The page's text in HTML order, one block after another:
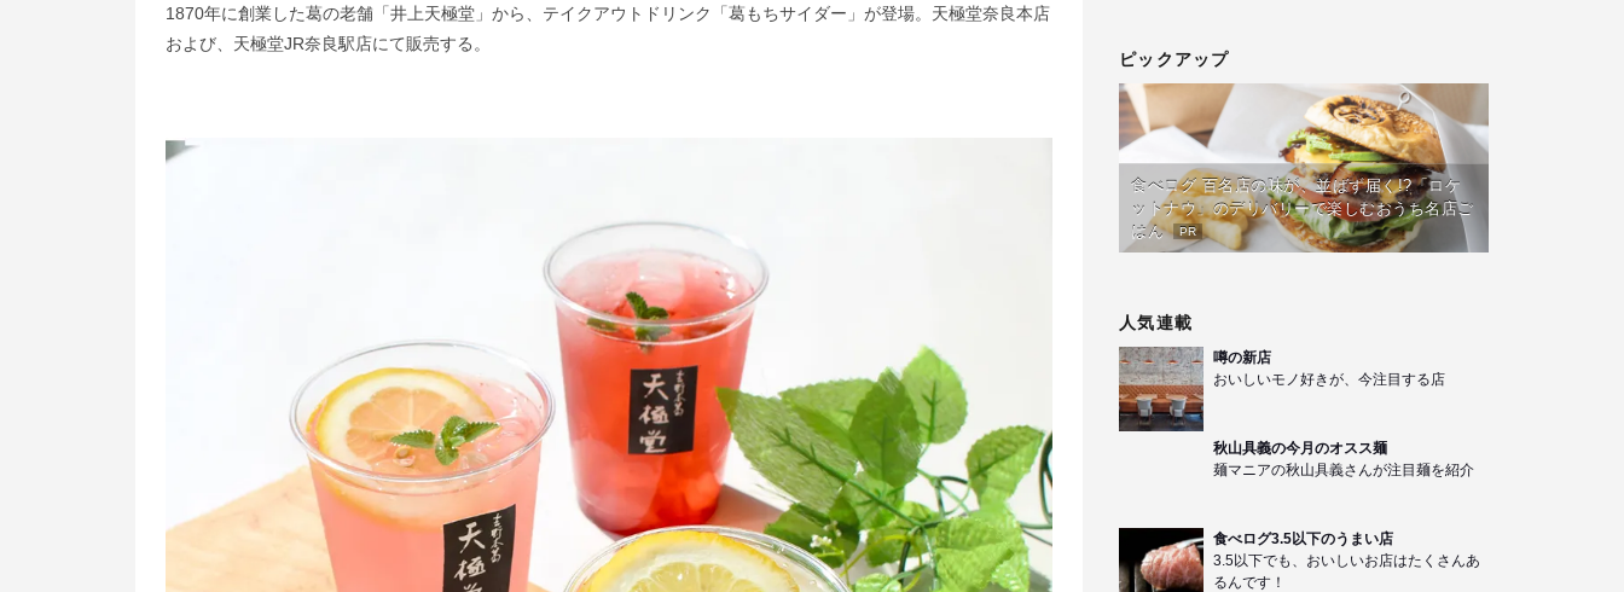
1870年に創業した葛の老舗「井上天極堂」から、テイクアウトドリンク「葛もちサイダー」が登場。天極堂奈良本店
および、天極堂JR奈良駅店にて販売する。
ピックアップ
食べログ 百名店の味が、並ばず届く!?「ロケ
ットナウ」のデリバリーで楽しむおうち名店ご
はん
PR
人気連載
噂の新店
おいしいモノ好きが、今注目する店
秋山具義の今月のオスス麺
麺マニアの秋山具義さんが注目麺を紹介
食べログ3.5以下のうまい店
3.5以下でも、おいしいお店はたくさんあ
るんです！